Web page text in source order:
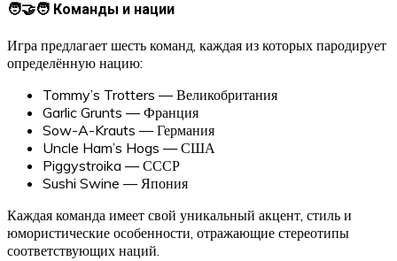
🧑‍🤝‍🧑 Команды и нации
Игра предлагает шесть команд, каждая из которых пародирует
определённую нацию:
Tommy’s Trotters — Великобритания
Garlic Grunts — Франция
Sow-A-Krauts — Германия
Uncle Ham’s Hogs — США
Piggystroika — СССР
Sushi Swine — Япония
Каждая команда имеет свой уникальный акцент, стиль и
юмористические особенности, отражающие стереотипы
соответствующих наций.